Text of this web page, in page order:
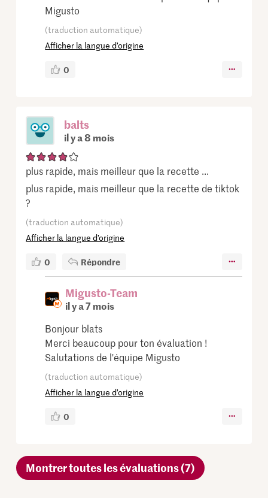
Migusto
(traduction automatique)
Afficher la langue d’origine
0
balts
il y a 8 mois
plus rapide, mais meilleur que la recette ...
plus rapide, mais meilleur que la recette de tiktok
?
(traduction automatique)
Afficher la langue d’origine
0 Répondre
Migusto-Team
il y a 7 mois
Bonjour blats
Merci beaucoup pour ton évaluation !
Salutations de l'équipe Migusto
(traduction automatique)
Afficher la langue d’origine
0
Montrer toutes les évaluations (7)